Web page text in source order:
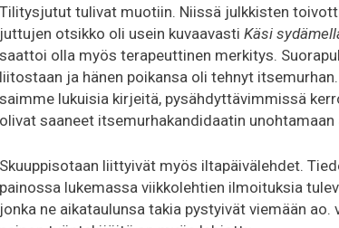
Tilitysjutut tulivat muotiin. Niissä julkkisten
juttujen otsikko oli usein kuvaavasti Käsi
saattoi olla myös terapeuttinen merkitys.
liitostaan ja hänen poikansa oli tehnyt
saimme lukuisia kirjeitä, pysähdyttävimmissä
olivat saaneet itsemurhakandidaatin unohtamaan
Skuuppisotaan liittyivät myös iltapäivälehdet.
painossa lukemassa viikkolehtien ilmoituksia
jonka ne aikataulunsa takia pystyivät viemään